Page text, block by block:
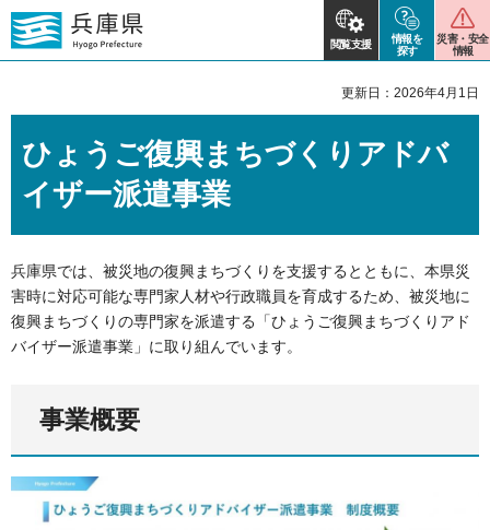
閲覧支援
情報を
探す
災害・安全
情報
更新日：2026年4月1日
ひょうご復興まちづくりアドバ
イザー派遣事業
兵庫県では、被災地の復興まちづくりを支援するとともに、本県災
害時に対応可能な専門家人材や行政職員を育成するため、被災地に
復興まちづくりの専門家を派遣する「ひょうご復興まちづくりアド
バイザー派遣事業」に取り組んでいます。
事業概要